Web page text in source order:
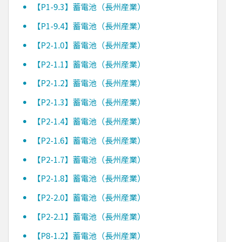
【P1-9.3】蓄電池（長州産業）
【P1-9.4】蓄電池（長州産業）
【P2-1.0】蓄電池（長州産業）
【P2-1.1】蓄電池（長州産業）
【P2-1.2】蓄電池（長州産業）
【P2-1.3】蓄電池（長州産業）
【P2-1.4】蓄電池（長州産業）
【P2-1.6】蓄電池（長州産業）
【P2-1.7】蓄電池（長州産業）
【P2-1.8】蓄電池（長州産業）
【P2-2.0】蓄電池（長州産業）
【P2-2.1】蓄電池（長州産業）
【P8-1.2】蓄電池（長州産業）